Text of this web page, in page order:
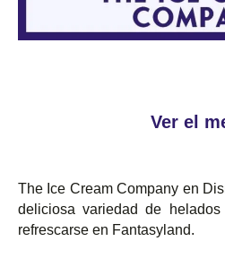
Ver el
The Ice Cream Company en
deliciosa variedad de helados
refrescarse en Fantasyland.